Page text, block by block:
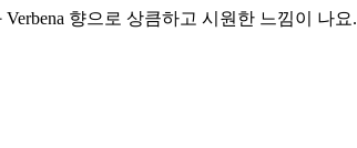
향으로 상큼하고 시원한 느낌이 나